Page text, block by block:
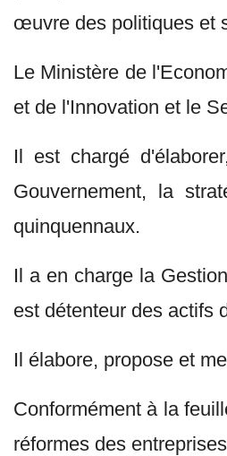
œuvre des politiques et
Le Ministère de
et de l'Innovation et le
Il est chargé
Gouvernement, la
quinquennaux.
Il a en charge la
est détenteur des actifs
Il élabore, propose et
Conformément à la
réformes des